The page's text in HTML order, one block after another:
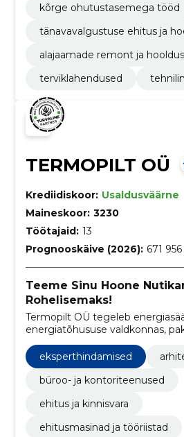
kõrge ohutustasemega tööd
tänavavalgustuse ehitus ja
alajaamade remont ja hooldus
terviklahendused
TERMOPILT OÜ
Krediidiskoor: Usaldusväärne
Maineskoor: 3230
Töötajaid: 13
Prognooskäive (2026): 671
Teeme Sinu Hoone
Rohelisemaks!
Termopilt OÜ tegeleb
energiatõhususe valdkonnas,
et aidata klientidel vähendada
parandada hoone tõhusust.
eksperthindamised
büroo- ja kontoriteenused
ehitus ja kinnisvara
ehitusmasinad ja tööriistad